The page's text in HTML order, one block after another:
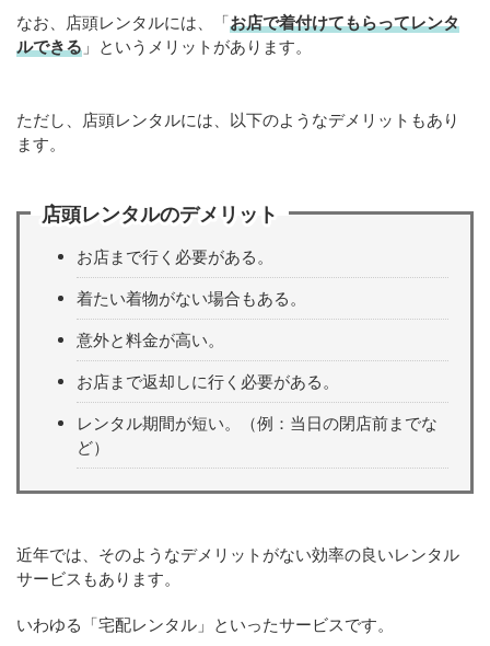
なお、店頭レンタルには、「お店で着付けてもらってレンタ
ルできる 」というメリットがあります。
ただし、店頭レンタルには、以下のようなデメリットもあり
ます。
店頭レンタルのデメリット
お店まで行く必要がある。
着たい着物がない場合もある。
意外と料金が高い。
お店まで返却しに行く必要がある。
レンタル期間が短い。（例：当日の閉店前までな
ど）
近年では、そのようなデメリットがない効率の良いレンタル
サービスもあります。
いわゆる「宅配レンタル」といったサービスです。